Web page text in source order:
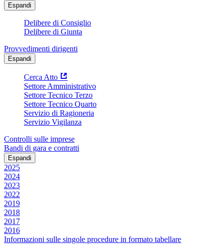
Espandi
Delibere di Consiglio
Delibere di Giunta
Provvedimenti dirigenti
Espandi
Cerca Atto
Settore Amministrativo
Settore Tecnico Terzo
Settore Tecnico Quarto
Servizio di Ragioneria
Servizio Vigilanza
Controlli sulle imprese
Bandi di gara e contratti
Espandi
2025
2024
2023
2022
2019
2018
2017
2016
Informazioni sulle singole procedure in formato tabellare